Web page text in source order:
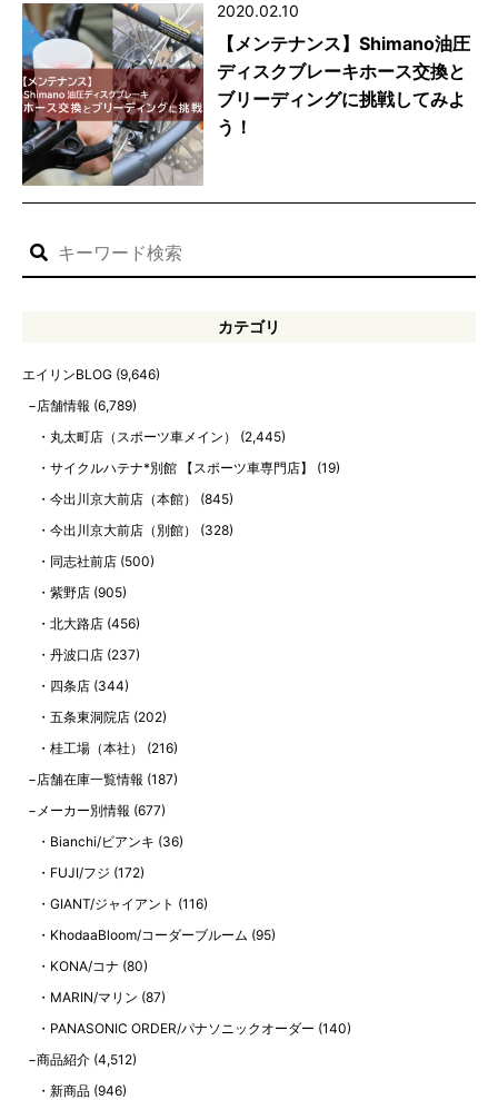
2020.02.10
【メンテナンス】Shimano油圧
ディスクブレーキホース交換と
ブリーディングに挑戦してみよ
う！
カテゴリ
エイリンBLOG (9,646)
店舗情報 (6,789)
丸太町店（スポーツ車メイン）
(2,445)
サイクルハテナ*別館 【スポーツ車専門店】
(19)
今出川京大前店（本館）
(845)
今出川京大前店（別館）
(328)
同志社前店 (500)
紫野店 (905)
北大路店 (456)
丹波口店 (237)
四条店 (344)
五条東洞院店 (202)
桂工場（本社）
(216)
店舗在庫一覧情報 (187)
メーカー別情報 (677)
Bianchi/ビアンキ (36)
FUJI/フジ (172)
GIANT/ジャイアント (116)
KhodaaBloom/コーダーブルーム (95)
KONA/コナ (80)
MARIN/マリン (87)
PANASONIC ORDER/パナソニックオーダー (140)
商品紹介 (4,512)
新商品 (946)